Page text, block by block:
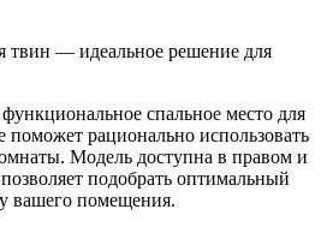
твин — идеальное решение для
спальное место для
поможет рационально использовать
Модель доступна в правом и
подобрать оптимальный
вашего помещения.